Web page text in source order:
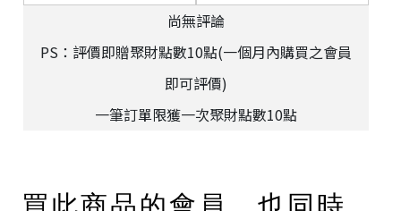
尚無評論
PS：評價即贈聚財點數10點(一個月內購買之會員
即可評價)
一筆訂單限獲一次聚財點數10點
買此商品的會員，也同時